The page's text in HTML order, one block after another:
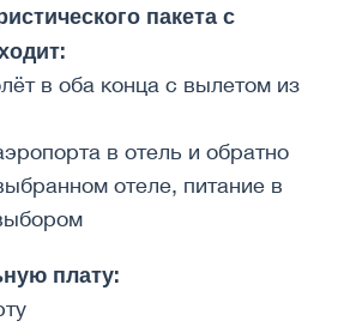
пакета с
в оба конца с вылетом из
в отель и обратно
отеле, питание в
плату: